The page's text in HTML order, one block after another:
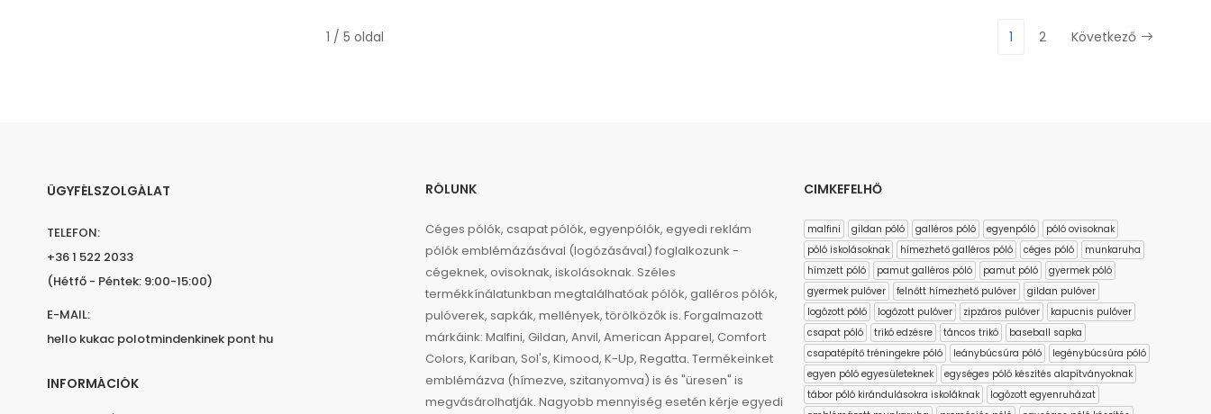
1 / 5 oldal 1 2 Következő
ÜGYFÉLSZOLGÁLAT
TELEFON:
+36 1 522 2033
(Hétfő - Péntek: 9:00-15:00)
E-MAIL:
hello kukac polotmindenkinek pont hu
INFORMÁCIÓK
RÓLUNK
Céges pólók, csapat pólók, egyenpólók, egyedi reklám
pólók emblémázásával (logózásával) foglalkozunk -
cégeknek, ovisoknak, iskolásoknak. Széles
termékkínálatunkban megtalálhatóak pólók, galléros pólók,
pulóverek, sapkák, mellények, törölközők is. Forgalmazott
márkáink: Malfini, Gildan, Anvil, American Apparel, Comfort
Colors, Kariban, Sol's, Kimood, K-Up, Regatta. Termékeinket
emblémázva (hímezve, szitanyomva) is és "üresen" is
megvásárolhatják. Nagyobb mennyiség esetén kérje egyedi
CIMKEFELHŐ
malfini gildan póló galléros póló egyenpóló
póló ovisoknak
póló iskolásoknak
hímezhető galléros póló céges póló
munkaruha
hímzett póló
pamut galléros póló pamut póló
gyermek póló
gyermek pulóver
felnőtt hímezhető pulóver
gildan pulóver
logózott póló
logózott pulóver zipzáros pulóver
kapucnis pulóver
csapat póló
trikó edzésre táncos trikó
baseball sapka
csapatépítő tréningekre póló
leánybúcsúra póló
legénybúcsúra póló
egyen póló egyesületeknek
egységes póló készítés alapítványoknak
tábor póló kirándulásokra iskoláknak
logózott egyenruházat